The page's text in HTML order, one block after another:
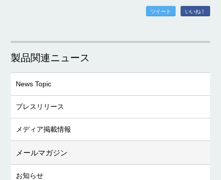
ツイート いいね！
製品関連ニュース
News Topic
プレスリリース
メディア掲載情報
メールマガジン
お知らせ